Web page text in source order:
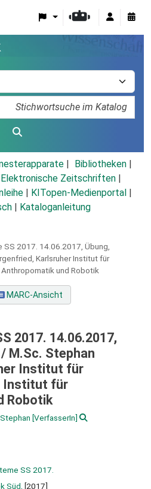
Bibliotheken
Elektronische Zeitschriften
KITopen-Medienportal
Kataloganleitung
SS 2017. 14.06.2017, Übung,
Karlsruher Institut für
und Robotik
MARC-Ansicht
2017. 14.06.2017,
M.Sc. Stephan
Institut für
Institut für
Robotik
[VerfasserIn]
SS 2017.
Süd, [2017]